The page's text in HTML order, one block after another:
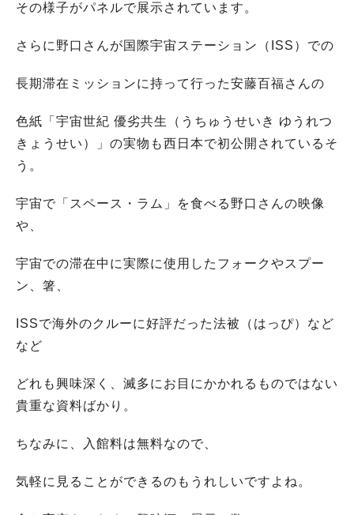
その様子がパネルで展示されています。
さらに野口さんが国際宇宙ステーション（ISS）での
長期滞在ミッションに持って行った安藤百福さんの
色紙「宇宙世紀 優劣共生（うちゅうせいき ゆうれつ
きょうせい）」の実物も西日本で初公開されているそ
う。
宇宙で「スペース・ラム」を食べる野口さんの映像
や、
宇宙での滞在中に実際に使用したフォークやスプー
ン、箸、
ISSで海外のクルーに好評だった法被（はっぴ）など
など
どれも興味深く、滅多にお目にかかれるものではない
貴重な資料ばかり。
ちなみに、入館料は無料なので、
気軽に見ることができるのもうれしいですよね。